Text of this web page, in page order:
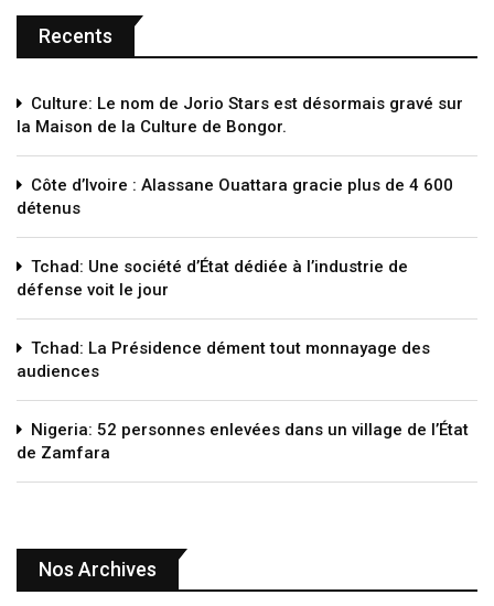
Recents
Culture: Le nom de Jorio Stars est désormais gravé sur
la Maison de la Culture de Bongor.
Côte d’Ivoire : Alassane Ouattara gracie plus de 4 600
détenus
Tchad: Une société d’État dédiée à l’industrie de
défense voit le jour
Tchad: La Présidence dément tout monnayage des
audiences
Nigeria: 52 personnes enlevées dans un village de l’État
de Zamfara
Nos Archives